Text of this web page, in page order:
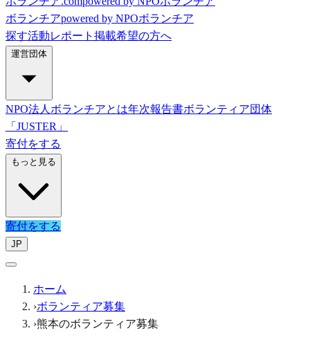
ボランチアpowered by NPOボランチア
探す活動レポート 掲載希望の方へ
運営団体
NPO法人ボランチアとは年次報告書ボランティア団体
「JUSTER」
寄付をする
もっと見る
寄付をする
JP
ホーム
›ボランティア募集
›熊本のボランティア募集